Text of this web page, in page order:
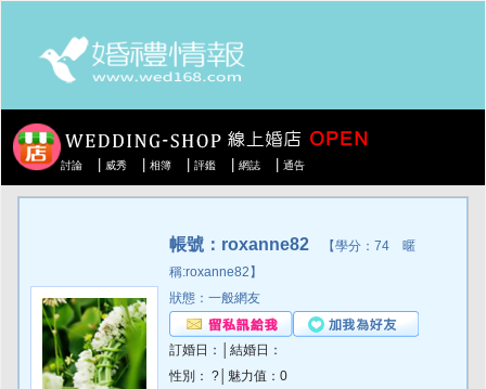
討論 威秀 相簿 評鑑 網誌 通告
帳號：roxanne82 【學分：74 暱
稱:roxanne82】
狀態：一般網友
訂婚日：│結婚日：
性別： ?│魅力值：0